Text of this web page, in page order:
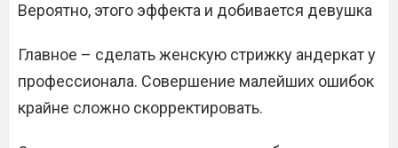
Вероятно, этого эффекта и добивается девушка
Главное – сделать женскую стрижку андеркат у
профессионала. Совершение малейших ошибок
крайне сложно скорректировать.